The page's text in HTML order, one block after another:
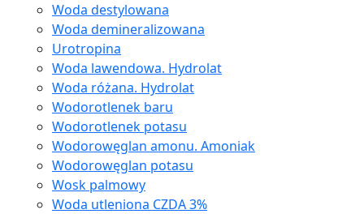
Woda destylowana
Woda demineralizowana
Urotropina
Woda lawendowa. Hydrolat
Woda różana. Hydrolat
Wodorotlenek baru
Wodorotlenek potasu
Wodorowęglan amonu. Amoniak
Wodorowęglan potasu
Wosk palmowy
Woda utleniona CZDA 3%